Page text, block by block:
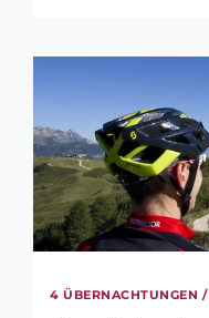
4 ÜBERNACHTUNGEN /